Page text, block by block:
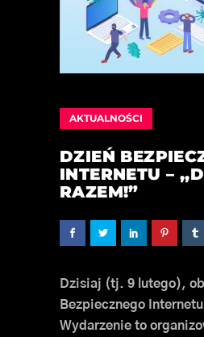
AKTUALNOŚCI
DZIEŃ
INTERNETU –
RAZEM!”
Dzisiaj (tj. 9 lutego),
Bezpiecznego
Wydarzenie to